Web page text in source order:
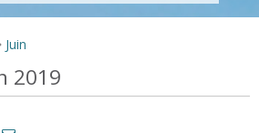
Juin
2019